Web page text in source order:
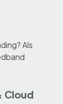
Als
Cloud